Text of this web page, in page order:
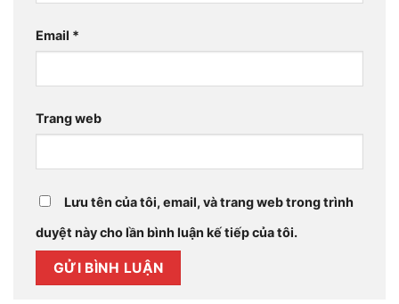
Email *
Trang web
Lưu tên của tôi, email, và trang web trong trình
duyệt này cho lần bình luận kế tiếp của tôi.